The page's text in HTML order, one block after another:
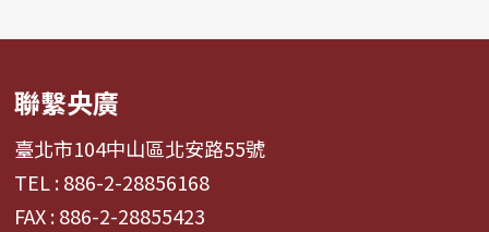
聯繫央廣
臺北市104中山區北安路55號
TEL : 886-2-28856168
FAX : 886-2-28855423